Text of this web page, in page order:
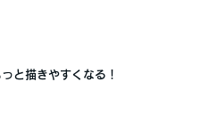
と描きやすくなる！